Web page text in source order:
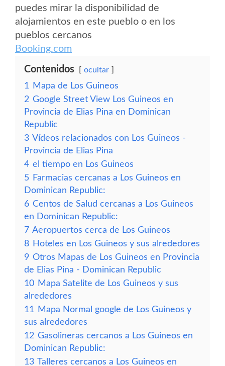
puedes mirar la disponibilidad de
alojamientos en este pueblo o en los
pueblos cercanos
Booking.com
Contenidos ocultar
1
Mapa de Los Guineos
2 Google Street View Los Guineos en
Provincia de Elias Pina en Dominican
Republic
3 Vídeos relacionados con Los Guineos -
Provincia de Elias Pina
4 el tiempo en Los Guineos
5 Farmacias cercanas a Los Guineos en
Dominican Republic:
6 Centos de Salud cercanas a Los Guineos
en Dominican Republic:
7 Aeropuertos cerca de Los Guineos
8 Hoteles en Los Guineos y sus alrededores
9 Otros Mapas de Los Guineos en Provincia
de Elias Pina - Dominican Republic
10 Mapa Satelite de Los Guineos y sus
alrededores
11
Mapa Normal google de Los Guineos y
sus alrededores
12 Gasolineras cercanos a Los Guineos en
Dominican Republic:
13 Talleres cercanos a Los Guineos en